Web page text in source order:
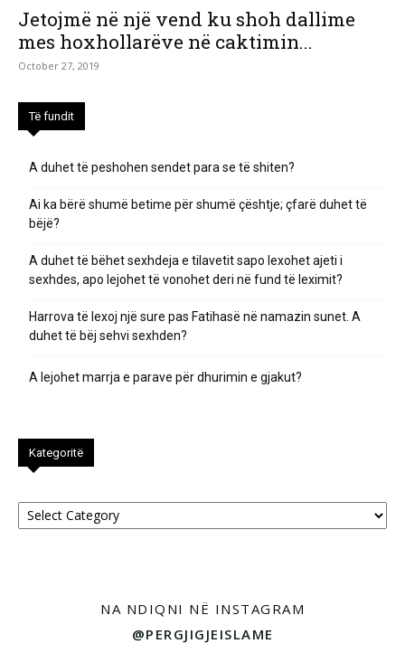
Jetojmë në një vend ku shoh dallime
mes hoxhollarëve në caktimin...
October 27, 2019
Të fundit
A duhet të peshohen sendet para se të shiten?
Ai ka bërë shumë betime për shumë çështje; çfarë duhet të
bëjë?
A duhet të bëhet sexhdeja e tilavetit sapo lexohet ajeti i
sexhdes, apo lejohet të vonohet deri në fund të leximit?
Harrova të lexoj një sure pas Fatihasë në namazin sunet. A
duhet të bëj sehvi sexhden?
A lejohet marrja e parave për dhurimin e gjakut?
Kategoritë
Kategoritë
NA NDIQNI NË INSTAGRAM
@PERGJIGJEISLAME